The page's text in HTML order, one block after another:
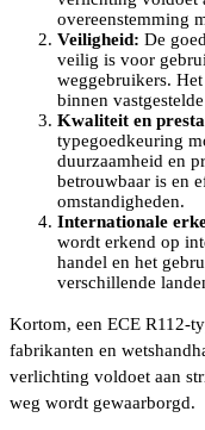
overeenstemming
Veiligheid: De
veilig is voor
weggebruikers.
binnen
Kwaliteit en
typegoedkeuring
duurzaamheid en
betrouwbaar is en
omstandigheden.
Internationale
wordt erkend op
handel en het
verschillende
Kortom, een ECE R112-
fabrikanten en
verlichting voldoet aan
weg wordt gewaarborgd.